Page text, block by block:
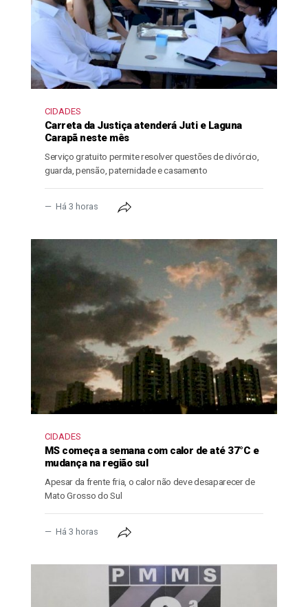
CIDADES
Carreta da Justiça atenderá Juti e Laguna
Carapã neste mês
Serviço gratuito permite resolver questões de divórcio,
guarda, pensão, paternidade e casamento
Há 3 horas
CIDADES
MS começa a semana com calor de até 37°C e
mudança na região sul
Apesar da frente fria, o calor não deve desaparecer de
Mato Grosso do Sul
Há 3 horas